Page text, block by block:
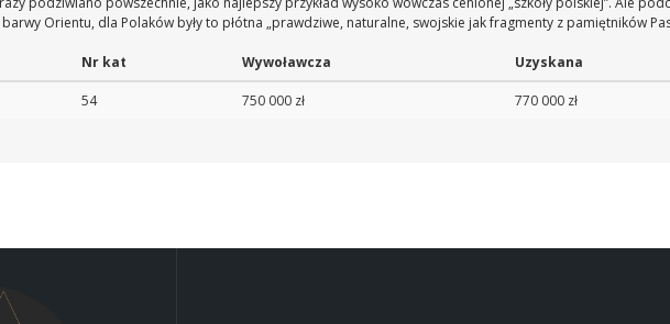
Orientu, dla Polaków były to płótna „prawdziwe, naturalne, swojskie jak fragmenty z pamiętników
Nr kat Wywoławcza Uzyskana
54 750 000 zł 770 000 zł